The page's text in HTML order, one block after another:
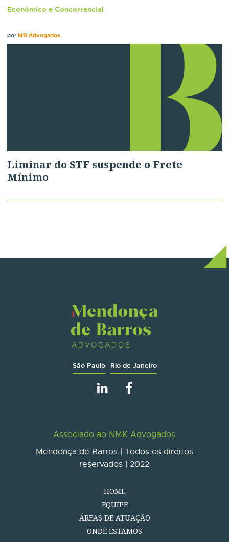
Econômico e Concorrencial
porMB Advogados
Liminar do STF suspende o Frete
Mínimo
São Paulo Rio de Janeiro
Associado ao NMK Advogados
Mendonça de Barros | Todos os direitos
reservados | 2022
HOME
EQUIPE
ÁREAS DE ATUAÇÃO
ONDE ESTAMOS